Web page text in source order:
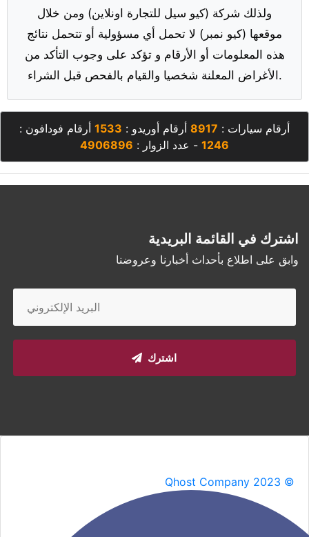
ولذلك شركة (كيو سيل للتجارة اونلاين) ومن خلال
موقعها (كيو نمبر) لا تحمل أي مسؤولية أو تتحمل نتائج
هذه المعلومات أو الأرقام و تؤكد على وجوب التأكد من
الأغراض المعلنة شخصيا والقيام بالفحص قبل الشراء.
أرقام سيارات : 8917 أرقام أوريدو : 1533 أرقام فودافون :
1246 - عدد الزوار : 4906896
اشترك في القائمة البريدية
وابق على اطلاع بأحداث أخبارنا وعروضنا
اشترك
Qhost Company 2023 ©